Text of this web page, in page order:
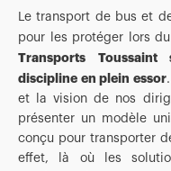
Le transport de bus et
pour les protéger lors
Transports
discipline en plein essor
et la vision de nos
présenter un modèle
conçu pour transporter
effet, là où les